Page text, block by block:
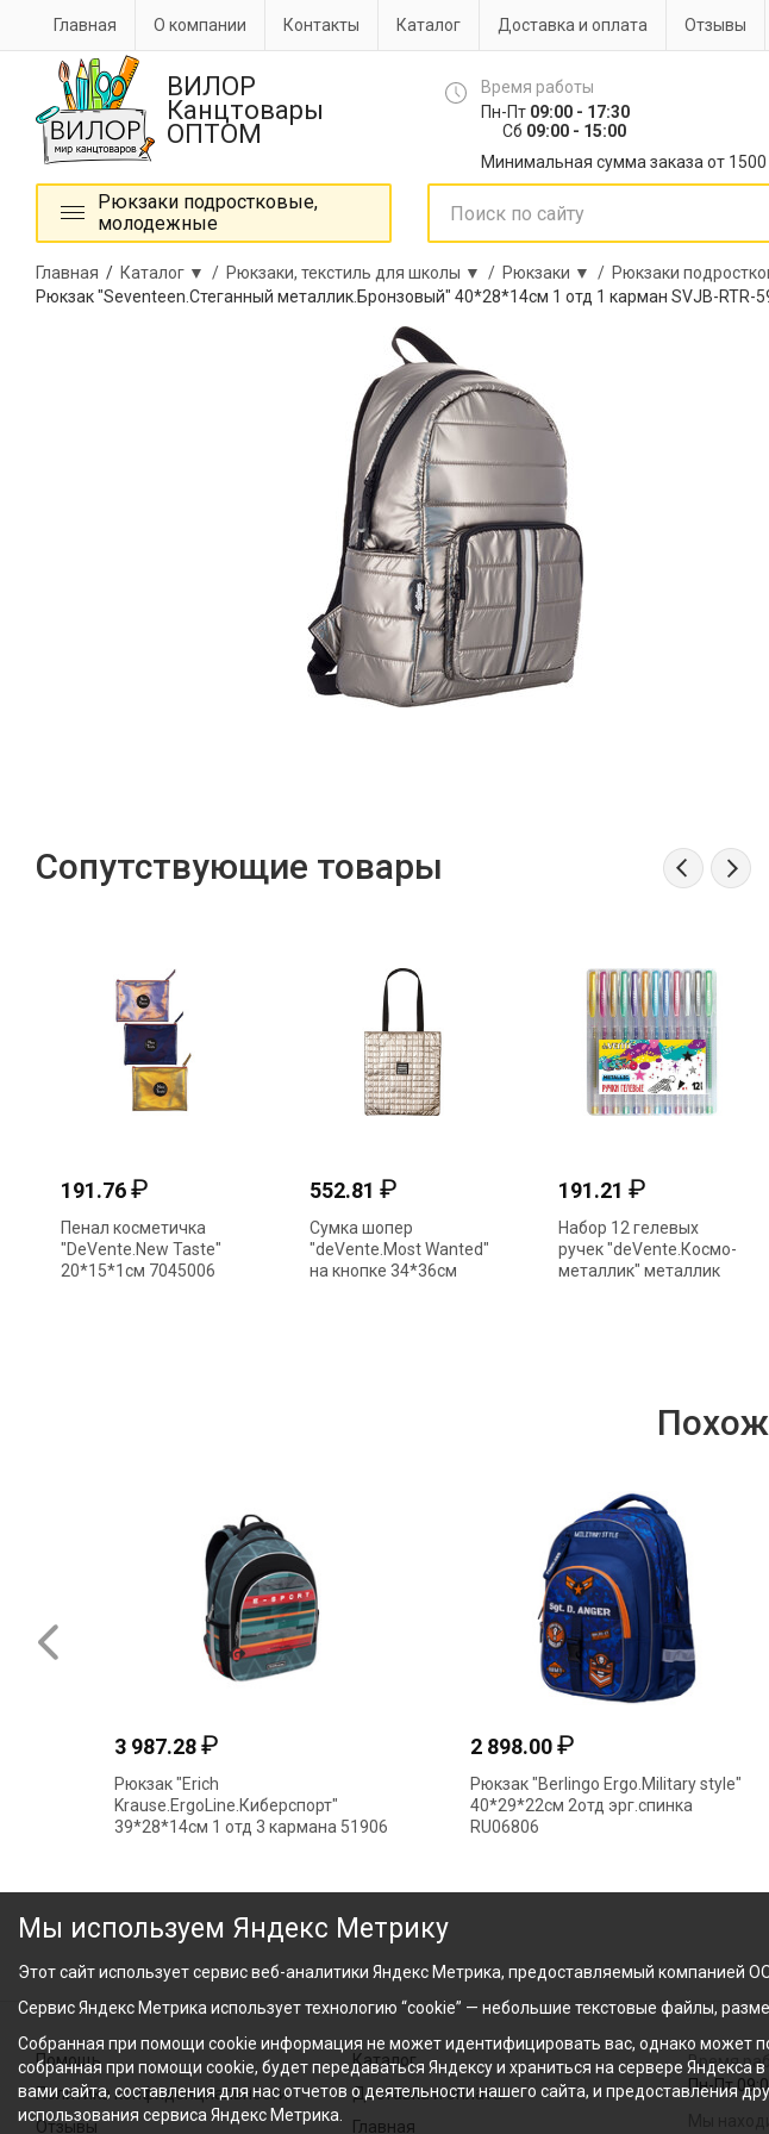
Главная О компании Контакты Каталог Доставка и оплата Отзывы
ВИЛОР
Канцтовары
ОПТОМ
Время работы
Пн-Пт 09:00 - 17:30
Сб 09:00 - 15:00
Минимальная сумма заказа от 1500
Рюкзаки подростковые,
молодежные
Главная / Каталог ▼ / Рюкзаки, текстиль для школы ▼ / Рюкзаки ▼ / Рюкзаки
Рюкзак "Seventeen.Стеганный металлик.Бронзовый" 40*28*14см 1 отд 1 карман SVJB-RTR-
Сопутствующие товары
191.76₽
Пенал косметичка
"DeVente.New Taste"
20*15*1см 7045006
552.81 ₽
Сумка шопер
"deVente.Most Wanted"
на кнопке 34*36см
191.21 ₽
Набор 12 гелевых
ручек "deVente.Космо-
металлик" металлик
3 987.28₽
Рюкзак "Erich
Krause.ErgoLine.Киберспорт"
39*28*14см 1 отд 3 кармана 51906
2 898.00₽
Рюкзак "Berlingo Ergo.Military style"
40*29*22см 2отд эрг.спинка
RU06806
Помощь
Политика конфиденциальности
Отзывы
Каталог
Доставка и оплата
Главная
Время
Пн-Пт
Мы используем Яндекс Метрику
Этот сайт использует сервис веб-аналитики Яндекс Метрика, предоставляемый компанией
Сервис Яндекс Метрика использует технологию “cookie” — небольшие текстовые файлы,
Собранная при помощи cookie информация не может идентифицировать вас, однако может
собранная при помощи cookie, будет передаваться Яндексу и храниться на сервере
вами сайта, составления для нас отчетов о деятельности нашего сайта, и предоставления
использования сервиса Яндекс Метрика.